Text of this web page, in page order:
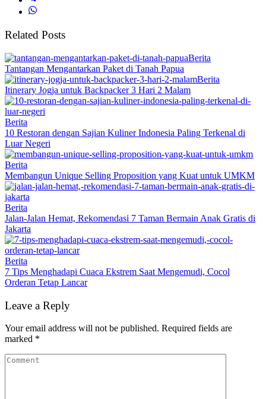
Related Posts
Berita
Tantangan Mengantarkan Paket di Tanah Papua
Berita
Itinerary Jogja untuk Backpacker 3 Hari 2 Malam
Berita
10 Restoran dengan Sajian Kuliner Indonesia Paling Terkenal di
Luar Negeri
Berita
Membangun Unique Selling Proposition yang Kuat untuk UMKM
Berita
Jalan-Jalan Hemat, Rekomendasi 7 Taman Bermain Anak Gratis di
Jakarta
Berita
7 Tips Menghadapi Cuaca Ekstrem Saat Mengemudi, Cocol
Orderan Tetap Lancar
Leave a Reply
Your email address will not be published. Required fields are
marked *